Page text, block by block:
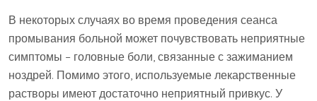
В некоторых случаях во время проведения сеанса
промывания больной может почувствовать неприятные
симптомы – головные боли, связанные с зажиманием
ноздрей. Помимо этого, используемые лекарственные
растворы имеют достаточно неприятный привкус. У